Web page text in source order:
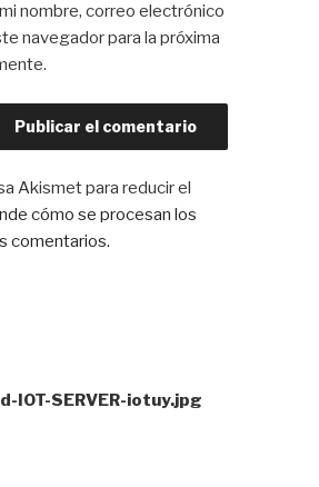
nombre, correo electrónico
navegador para la próxima
Akismet para reducir el
cómo se procesan los
comentarios.
IOT-SERVER-iotuy.jpg